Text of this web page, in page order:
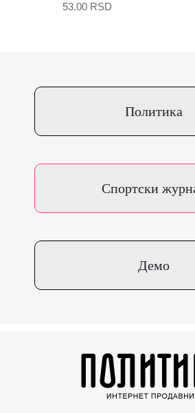
53.00 RSD
Политика
Спортски
Демо